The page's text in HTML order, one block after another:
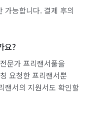
가능합니다. 결제 후의
요?
문가 프리랜서풀을
요청한 프리랜서뿐
랜서의 지원서도 확인할